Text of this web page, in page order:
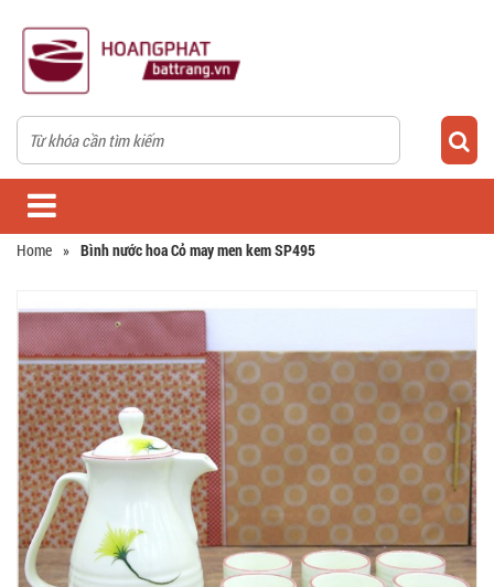
Home » Bình nước hoa Cỏ may men kem SP495